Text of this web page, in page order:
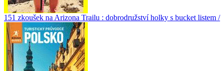
151 zkoušek na Arizona Trailu : dobrodružství holky s bucket listem /